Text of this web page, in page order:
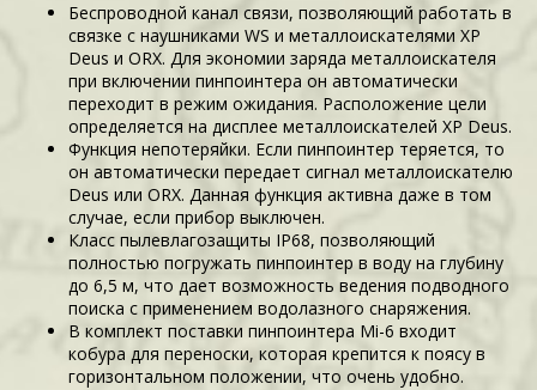
Беспроводной канал связи, позволяющий работать в
связке с наушниками WS и металлоискателями XP
Deus и ORX. Для экономии заряда металлоискателя
при включении пинпоинтера он автоматически
переходит в режим ожидания. Расположение цели
определяется на дисплее металлоискателей XP Deus.
Функция непотеряйки. Если пинпоинтер теряется, то
он автоматически передает сигнал металлоискателю
Deus или ORX. Данная функция активна даже в том
случае, если прибор выключен.
Класс пылевлагозащиты IP68, позволяющий
полностью погружать пинпоинтер в воду на глубину
до 6,5 м, что дает возможность ведения подводного
поиска с применением водолазного снаряжения.
В комплект поставки пинпоинтера Mi-6 входит
кобура для переноски, которая крепится к поясу в
горизонтальном положении, что очень удобно.